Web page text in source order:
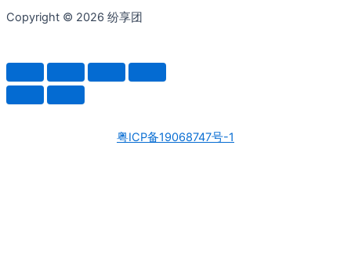
Copyright © 2026 纷享团
粤ICP备19068747号-1